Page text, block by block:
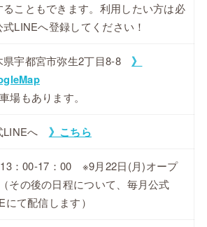
ることもできます。利用したい方は必
式LINEへ登録してください！
県宇都宮市弥生2丁目8-8 》
場もあります。
LINEへ 》こちら
：00-17：00 ※9月22日(月)オープ
その後の日程について、毎月公式
にて配信します）